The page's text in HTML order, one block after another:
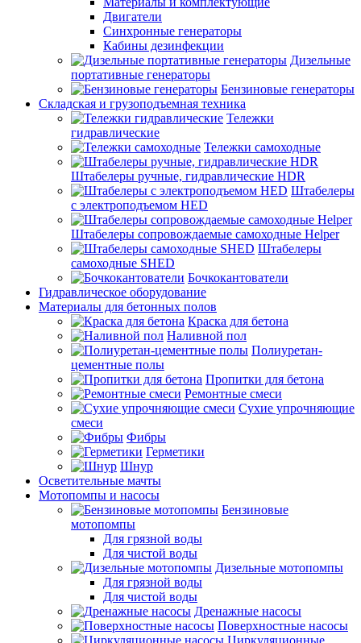
Двигатели
Синхронные генераторы
Кабины дезинфекции
Дизельные
портативные генераторы
Бензиновые генераторы
Складская и грузоподъемная техника
Тележки
гидравлические
Тележки самоходные
Штабелеры ручные, гидравлические HDR
Штабелеры
с электроподъемом HED
Штабелеры сопровождаемые самоходные Helper
Штабелеры
самоходные SHED
Бочкокантователи
Гидравлическое оборудование
Материалы для бетонных полов
Краска для бетона
Наливной пол
Полиуретан-
цементные полы
Пропитки для бетона
Ремонтные смеси
Сухие упрочняющие
смеси
Фибры
Герметики
Шнур
Осветительные мачты
Мотопомпы и насосы
Бензиновые
мотопомпы
Для грязной воды
Для чистой воды
Дизельные мотопомпы
Для грязной воды
Для чистой воды
Дренажные насосы
Поверхностные насосы
Циркуляционные